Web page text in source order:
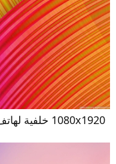
1080x1920 خلفية لهاتف Galaxy A9 لنظام Android